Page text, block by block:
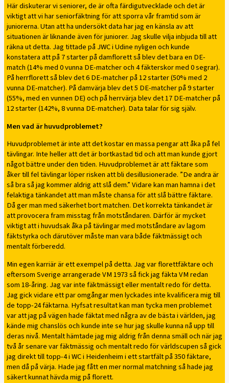
Här diskuterar vi seniorer, de är ofta färdigutvecklade och det är
viktigt att vi har seniorfäktning för att sporra vår framtid som är
juniorerna. Utan att ha undersökt data har jag en känsla av att
situationen är liknande även för juniorer. Jag skulle vilja inbjuda till att
räkna ut detta. Jag tittade på JWC i Udine nyligen och kunde
konstatera att på 7 starter på damflorett så blev det bara en DE-
match (14% med 0 vunna DE-matcher och 4 fäkterskor med 0 segrar).
På herrflorett så blev det 6 DE-matcher på 12 starter (50% med 2
vunna DE-matcher). På damvärja blev det 5 DE-matcher på 9 starter
(55%, med en vunnen DE) och på herrvärja blev det 17 DE-matcher på
12 starter (142%, 8 vunna DE-matcher). Data talar för sig själv.
Men vad är huvudproblemet?
Huvudproblemet är inte att det kostar en massa pengar att åka på fel
tävlingar. Inte heller att det är bortkastad tid och att man kunde gjort
något bättre under den tiden. Huvudproblemet är att fäktare som
åker till fel tävlingar löper risken att bli desillusionerade. ”De andra är
så bra så jag kommer aldrig att slå dem.” Vidare kan man hamna i det
felaktiga tänkandet att man måste chansa för att slå bättre fäktare.
Då ger man med säkerhet bort matchen. Det korrekta tänkandet är
att provocera fram misstag från motståndaren. Därför är mycket
viktigt att i huvudsak åka på tävlingar med motståndare av lagom
fäktstyrka och därutöver måste man vara både fäktmässigt och
mentalt förberedd.
Min egen karriär är ett exempel på detta. Jag var florettfäktare och
eftersom Sverige arrangerade VM 1973 så fick jag fäkta VM redan
som 18-åring. Jag var inte fäktmässigt eller mentalt redo för detta.
Jag gick vidare ett par omgångar men lyckades inte kvalificera mig till
de topp-24 fäktarna. Hyfsat resultat kan man tycka men problemet
var att jag på vägen hade fäktat med några av de bästa i världen, jag
kände mig chanslös och kunde inte se hur jag skulle kunna nå upp till
deras nivå. Mentalt hämtade jag mig aldrig från denna smäll och när jag
två år senare var fäktmässig och mentalt redo för världscupen så gick
jag direkt till topp-4 i WC i Heidenheim i ett startfält på 350 fäktare,
men då på värja. Hade jag fått en mer normal matchning så hade jag
säkert kunnat hävda mig på florett.